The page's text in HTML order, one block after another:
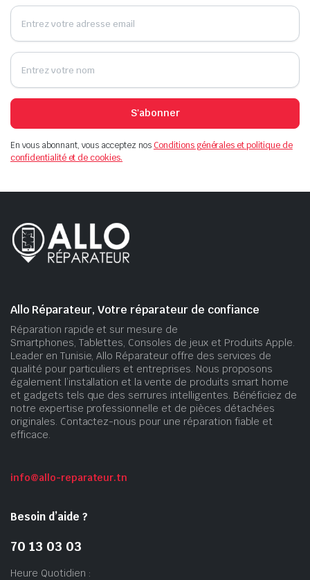
S'abonner
En vous abonnant, vous acceptez nosConditions générales et politique de
confidentialité et de cookies.
Allo Réparateur, Votre réparateur de confiance
Réparation rapide et sur mesure de
Smartphones, Tablettes, Consoles de jeux et Produits Apple.
Leader en Tunisie, Allo Réparateur offre des services de
qualité pour particuliers et entreprises. Nous proposons
également l’installation et la vente de produits smart home
et gadgets tels que des serrures intelligentes. Bénéficiez de
notre expertise professionnelle et de pièces détachées
originales. Contactez-nous pour une réparation fiable et
efficace.
info@allo-reparateur.tn
Besoin d’aide ?
70 13 03 03
Heure Quotidien :